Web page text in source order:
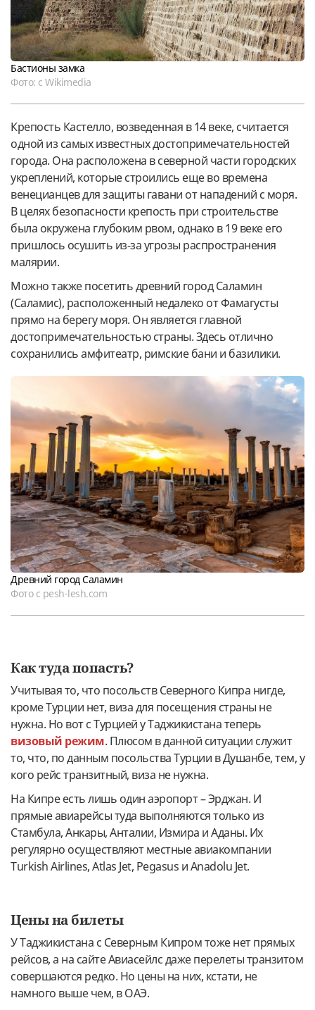
Бастионы замка
Фото: с Wikimedia
Крепость Кастелло, возведенная в 14 веке, считается
одной из самых известных достопримечательностей
города. Она расположена в северной части городских
укреплений, которые строились еще во времена
венецианцев для защиты гавани от нападений с моря.
В целях безопасности крепость при строительстве
была окружена глубоким рвом, однако в 19 веке его
пришлось осушить из-за угрозы распространения
малярии.
Можно также посетить древний город Саламин
(Саламис), расположенный недалеко от Фамагусты
прямо на берегу моря. Он является главной
достопримечательностью страны. Здесь отлично
сохранились амфитеатр, римские бани и базилики.
Древний город Саламин
Фото с pesh-lesh.com
Как туда попасть?
Учитывая то, что посольств Северного Кипра нигде,
кроме Турции нет, виза для посещения страны не
нужна. Но вот с Турцией у Таджикистана теперь
визовый режим. Плюсом в данной ситуации служит
то, что, по данным посольства Турции в Душанбе, тем, у
кого рейс транзитный, виза не нужна.
На Кипре есть лишь один аэропорт – Эрджан. И
прямые авиарейсы туда выполняются только из
Стамбула, Анкары, Анталии, Измира и Аданы. Их
регулярно осуществляют местные авиакомпании
Turkish Airlines, Atlas Jet, Pegasus и Anadolu Jet.
Цены на билеты
У Таджикистана с Северным Кипром тоже нет прямых
рейсов, а на сайте Авиасейлс даже перелеты транзитом
совершаются редко. Но цены на них, кстати, не
намного выше чем, в ОАЭ.